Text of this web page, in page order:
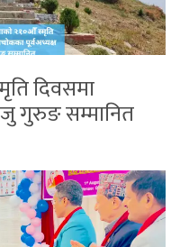
दिवसमा
गुरुङ सम्मानित